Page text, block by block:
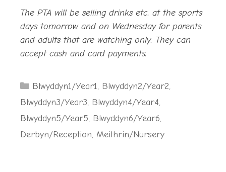
The PTA will be selling drinks etc. at the sports
days tomorrow and on Wednesday for parents
and adults that are watching only. They can
accept cash and card payments.
Categories
Blwyddyn1/Year1, Blwyddyn2/Year2,
Blwyddyn3/Year3, Blwyddyn4/Year4,
Blwyddyn5/Year5, Blwyddyn6/Year6,
Derbyn/Reception, Meithrin/Nursery